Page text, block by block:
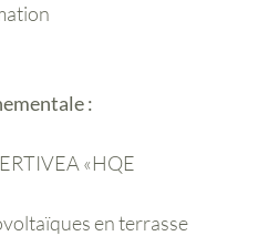
:
«HQE
en terrasse